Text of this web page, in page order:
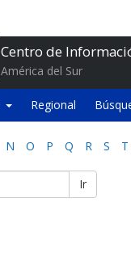
Centro de
América del Sur
Regional
N O P Q R S T
Ir